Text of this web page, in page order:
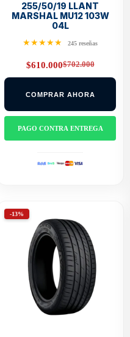
255/50/19 LLANT
MARSHAL MU12 103W
04L
★★★★★ 245 reseñas
$702.000
Original
price
$702.000.
$610.000Current
price
$610.000.
COMPRAR AHORA
PAGO CONTRA ENTREGA
-13%